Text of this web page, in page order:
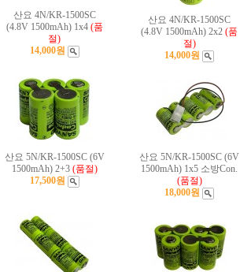
산요 4N/KR-1500SC
(4.8V 1500mAh) 1x4 (품
절)
14,000원
산요 4N/KR-1500SC
(4.8V 1500mAh) 2x2 (품
절)
14,000원
산요 5N/KR-1500SC (6V
1500mAh) 2+3 (품절)
17,500원
산요 5N/KR-1500SC (6V
1500mAh) 1x5 소방Con.
(품절)
18,000원